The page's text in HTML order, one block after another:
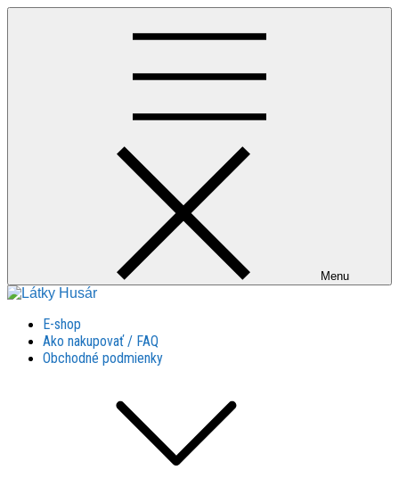
Skip
Menu
Látky Husár
Látky Husár
E-shop
Ako nakupovať / FAQ
Obchodné podmienky